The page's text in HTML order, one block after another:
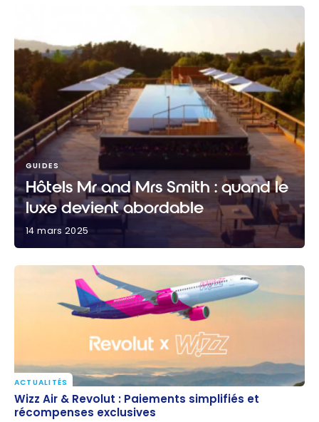
GUIDES
Hôtels Mr and Mrs Smith : quand le
luxe devient abordable
14 mars 2025
Wizz Air & Revolut : Paiements simplifiés et
récompenses exclusives
ACTUALITÉS
Wizz Air & Revolut : Paiements simplifiés et
récompenses exclusives